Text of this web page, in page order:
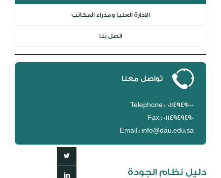
الإدارة العليا ومدراء المكاتب
اتصل بنا
تواصل معنا
Telephone : 0114949000
Fax : 0114949490
Email : info@dau.edu.sa
دليل نظام الجودة